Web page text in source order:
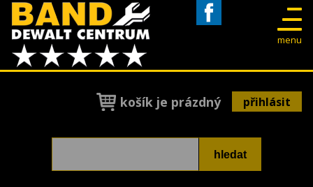
menu
košík je prázdný přihlásit